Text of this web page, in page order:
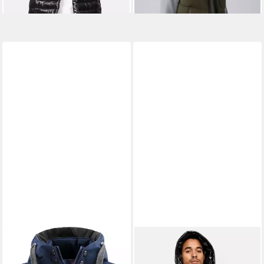
NORMANISteppweste
Herren Winter-Steppweste
TRUEPRODIGYSteppweste
Darko Kapuze Reißverschluss